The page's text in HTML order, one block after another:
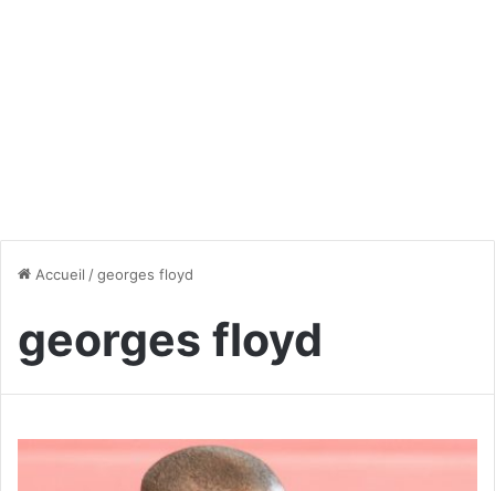
Accueil /georges floyd
georges floyd